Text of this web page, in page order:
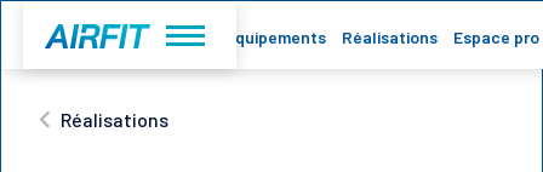
Accueil Equipements Réalisations Espace pro
Réalisations